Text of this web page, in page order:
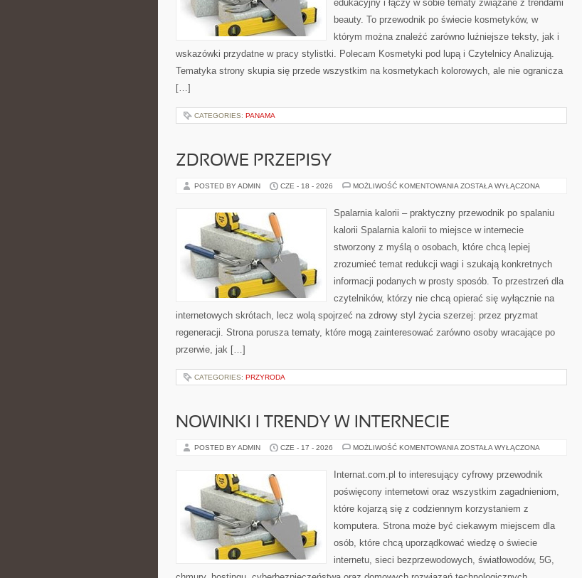
edukacyjny i łączy w sobie tematy związane z trendami
beauty. To przewodnik po świecie kosmetyków, w
którym można znaleźć zarówno luźniejsze teksty, jak i
wskazówki przydatne w pracy stylistki. Polecam Kosmetyki pod lupą i Czytelnicy Analizują.
Tematyka strony skupia się przede wszystkim na kosmetykach kolorowych, ale nie ogranicza
[…]
CATEGORIES: PANAMA
ZDROWE PRZEPISY
POSTED BY ADMIN CZE - 18 - 2026 MOŻLIWOŚĆ KOMENTOWANIA ZDROWE
ZOSTAŁA WYŁĄCZONA
Spalarnia kalorii – praktyczny przewodnik po spalaniu
kalorii Spalarnia kalorii to miejsce w internecie
stworzony z myślą o osobach, które chcą lepiej
zrozumieć temat redukcji wagi i szukają konkretnych
informacji podanych w prosty sposób. To przestrzeń dla
czytelników, którzy nie chcą opierać się wyłącznie na
internetowych skrótach, lecz wolą spojrzeć na zdrowy styl życia szerzej: przez pryzmat
regeneracji. Strona porusza tematy, które mogą zainteresować zarówno osoby wracające po
przerwie, jak […]
CATEGORIES: PRZYRODA
NOWINKI I TRENDY W INTERNECIE
POSTED BY ADMIN CZE - 17 - 2026 MOŻLIWOŚĆ KOMENTOWANIA NOWINKI
INTERNECIE
ZOSTAŁA WYŁĄCZONA
Internat.com.pl to interesujący cyfrowy przewodnik
poświęcony internetowi oraz wszystkim zagadnieniom,
które kojarzą się z codziennym korzystaniem z
komputera. Strona może być ciekawym miejscem dla
osób, które chcą uporządkować wiedzę o świecie
internetu, sieci bezprzewodowych, światłowodów, 5G,